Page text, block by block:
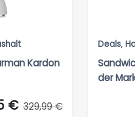
Kardon
€ 329,99 €
Deals,
der